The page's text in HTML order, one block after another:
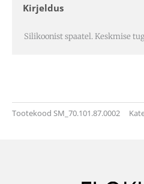
Kirjeldus
Silikoonist spaatel. Keskmise
Tootekood SM_70.101.87.0002